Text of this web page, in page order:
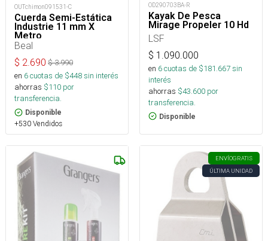
OUTchimon091531-C
Cuerda Semi-Estática
Industrie 11 mm X
Metro
Beal
$ 2.690 $3.990
en 6cuotas de $448sin interés
ahorras $110 por
transferencia.
Disponible
+530 Vendidos
OD290703BA-R
Kayak De Pesca
Mirage Propeler 10 Hd
LSF
$ 1.090.000
en 6cuotas de $181.667sin
interés
ahorras $43.600 por
transferencia.
Disponible
ENVÍOGRATIS
ÚLTIMA UNIDAD